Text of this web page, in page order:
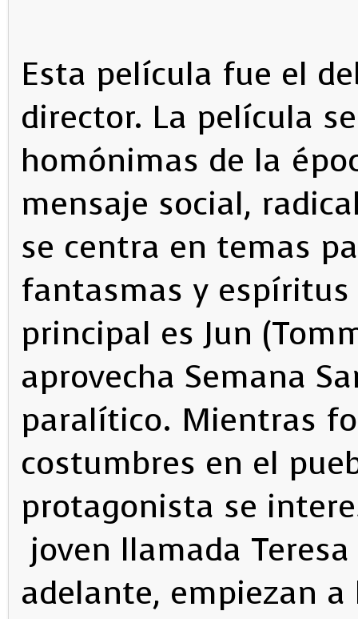
Esta película fue el
director. La película
homónimas de la
mensaje social,
se centra en temas
fantasmas y espíritus
principal es Jun
aprovecha Semana
paralítico. Mientras
costumbres en el
protagonista se
joven llamada
adelante, empiezan